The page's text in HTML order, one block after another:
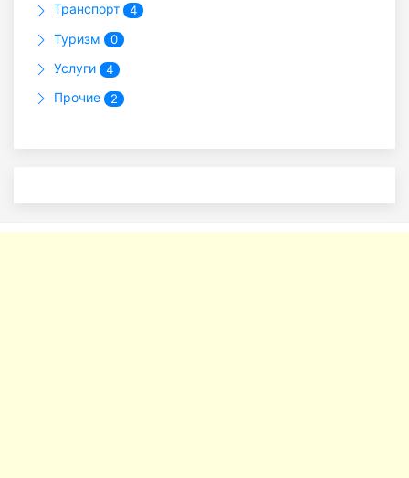
Транспорт 4
Туризм 0
Услуги 4
Прочие 2